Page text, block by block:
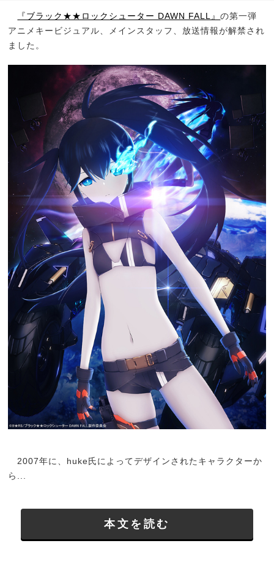
『ブラック★★ロックシューター DAWN FALL』の第一弾
アニメキービジュアル、メインスタッフ、放送情報が解禁され
ました。
2007年に、huke氏によってデザインされたキャラクターか
ら...
本文を読む